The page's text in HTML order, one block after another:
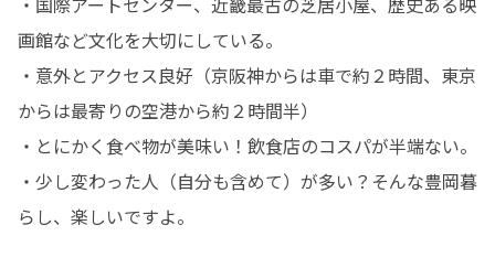
画館など文化を大切にしている。
・意外とアクセス良好（京阪神からは車で約２時間、東京
からは最寄りの空港から約２時間半）
・とにかく食べ物が美味い！飲食店のコスパが半端ない。
・少し変わった人（自分も含めて）が多い？そんな豊岡暮
らし、楽しいですよ。